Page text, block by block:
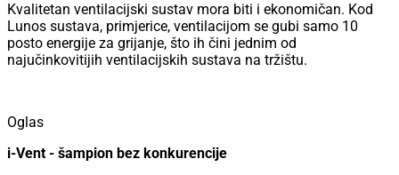
Kvalitetan ventilacijski sustav mora biti i ekonomičan. Kod
Lunos sustava, primjerice, ventilacijom se gubi samo 10
posto energije za grijanje, što ih čini jednim od
najučinkovitijih ventilacijskih sustava na tržištu.
Oglas
i-Vent - ​​​​šampion bez konkurencije